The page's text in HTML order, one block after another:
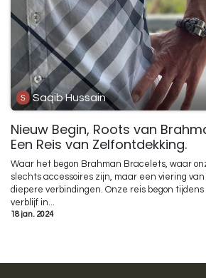
Saqib Hussain
Nieuw Begin, Roots van
Een Reis van Zelfontdekking.
Waar het begon Brahman Bracelets, waar
slechts accessoires zijn, maar een viering
diepere verbindingen. Onze reis begon
verblijf in...
18 jan. 2024